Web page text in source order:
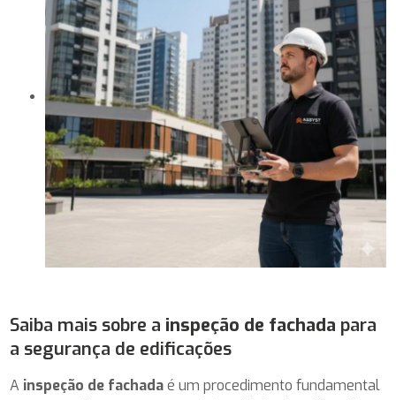
Saiba mais sobre a inspeção de fachada para
a segurança de edificações
A inspeção de fachadaé um procedimento fundamental